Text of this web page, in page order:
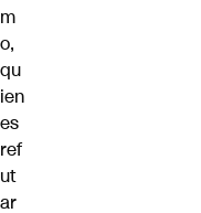
m
o,
qu
ien
es
ref
ut
ar